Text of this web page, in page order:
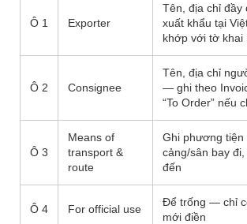
Ô 1 Exporter
Tên, địa chỉ đầy
xuất khẩu tại
khớp với tờ khai
Ô 2 Consignee
Tên, địa chỉ
— ghi theo
“To Order” nếu
Ô 3
Means of
transport &
route
Ghi phương tiện
cảng/sân bay
đến
Ô 4 For official use
Để trống — chỉ
mới điền